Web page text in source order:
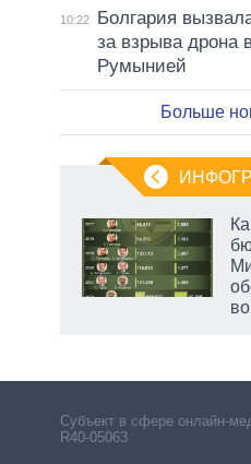
10:22
Болгария
за взрыва дрона
Румынией
Больше
Субъект в сфере онлайн-
R40-05063